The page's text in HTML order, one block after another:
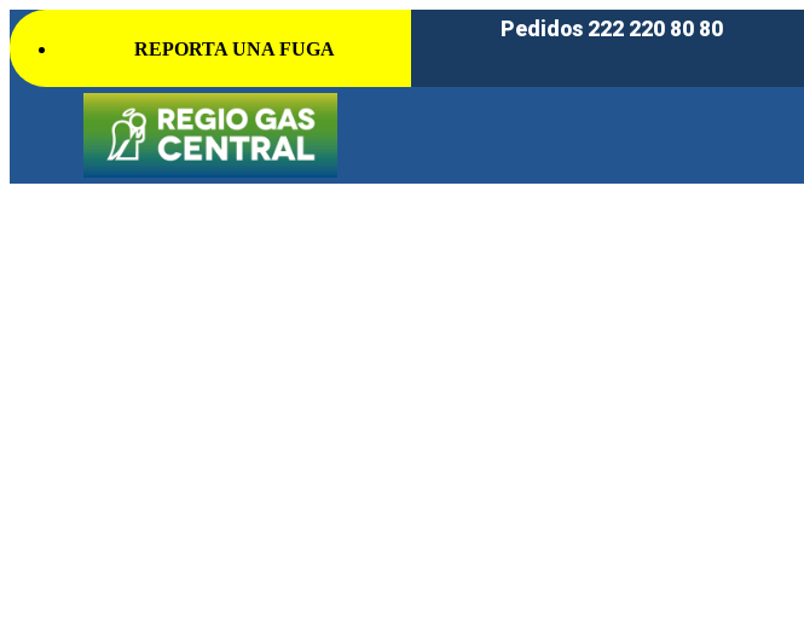
REPORTA UNA FUGA
Pedidos 222 220 80 80